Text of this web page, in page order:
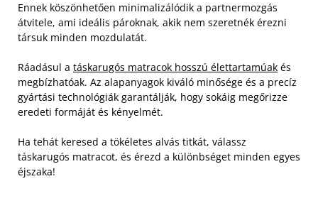
Ennek köszönhetően minimalizálódik a partnermozgás
átvitele, ami ideális pároknak, akik nem szeretnék érezni
társuk minden mozdulatát.
Ráadásul a táskarugós matracok hosszú élettartamúak és
megbízhatóak. Az alapanyagok kiváló minősége és a precíz
gyártási technológiák garantálják, hogy sokáig megőrizze
eredeti formáját és kényelmét.
Ha tehát keresed a tökéletes alvás titkát, válassz
táskarugós matracot, és érezd a különbséget minden egyes
éjszaka!